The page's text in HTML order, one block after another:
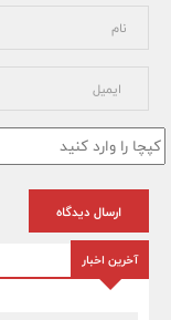
ارسال دیدگاه
آخرین اخبار